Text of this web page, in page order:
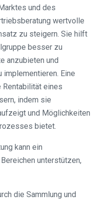
und des
wertvolle
zu steigern. Sie hilft
besser zu
anzubieten und
Eine
Rentabilität eines
indem sie
und Möglichkeiten
bietet.
kann ein
unterstützen,
die Sammlung und